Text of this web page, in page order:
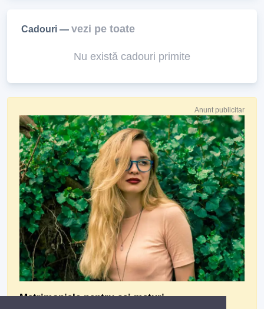
Cadouri — vezi pe toate
Nu există cadouri primite
Anunt publicitar
Matrimoniale pentru cei maturi